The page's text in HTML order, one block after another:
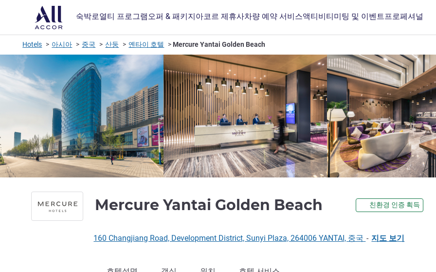
숙박로열티 프로그램 오퍼 & 패키지아코르 제휴사차량 예약 서비스액티비티미팅 및 이벤트 프로페셔널
Hotels 아시아 중국 산둥 옌타이 호텔 Mercure Yantai Golden Beach
Mercure Yantai Golden Beach 친환경 인증 획득
160 Changjiang Road, Development District, Sunyi Plaza, 264006 YANTAI, 중국 - 지도 보기